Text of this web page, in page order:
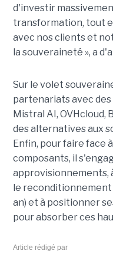
d'investir
transformation, tout
avec nos clients et
la souveraineté », a
Sur le volet
partenariats avec
Mistral AI, OVHcloud,
des alternatives aux
Enfin, pour faire face
composants, il
approvisionnements,
le reconditionnement
an) et à positionner
pour absorber ces
Article rédigé par